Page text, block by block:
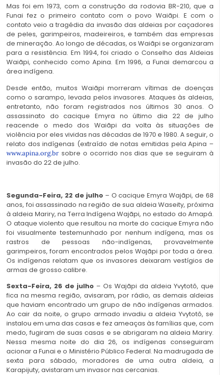
Mas foi em 1973, com a construção da rodovia BR-210, que a
Funai fez o primeiro contato com o povo Waiãpi. E com o
contato veio a tragédia da invasão das aldeias por caçadores
de peles, garimpeiros, madeireiros, e também das empresas
de mineração. Ao longo de décadas, os Waiãpi se organizaram
para a resistência. Em 1994, foi criado o Conselho das Aldeias
Waiãpi, conhecido como Apina. Em 1996, a Funai demarcou a
área indígena.
Desde então, muitos Waiãpi morreram vítimas de doenças
como o sarampo, levada pelos invasores. Ataques às aldeias,
entretanto, não foram registrados nos últimos 30 anos. O
assassinato do cacique Emyra no último dia 22 de julho
reacende o medo dos Waiãpi da volta às situações de
violência por eles vividas nas décadas de 1970 e 1980. A seguir, o
relato dos indígenas (extraído de notas emitidas pela Apina –
www.apina.org.br sobre o ocorrido nos dias que se seguiram à
invasão do 22 de julho.
Segunda-Feira, 22 de julho– O cacique Emyra Wajãpi, de 68
anos, foi assassinado na região de sua aldeia Waseity, próxima
à aldeia Mariry, na Terra Indígena Wajãpi, no estado do Amapá.
O ataque violento que resultou na morte do cacique Emyra não
foi visualmente testemunhado por nenhum indígena, mas os
rastros de pessoas não-indígenas, provavelmente
garimpeiros, foram encontrados pelos Wajãpi por toda a área.
Os indígenas relatam que os invasores deixaram vestígios de
armas de grosso calibre.
Sexta-Feira, 26 de julho – Os Wajãpi da aldeia Yvytotõ, que
fica na mesma região, avisaram, por rádio, as demais aldeias
que haviam encontrado um grupo de não indígenas armados.
Ao cair da noite, o grupo armado invadiu a aldeia Yvytotõ, se
instalou em uma das casas e fez ameaças às famílias que, com
medo, fugiram de suas casas e se abrigaram na aldeia Mariry.
Nessa mesma noite do dia 26, os indígenas conseguiram
acionar a Funai e o Ministério Público Federal. Na madrugada de
sexta para sábado, moradores de uma outra aldeia, a
Karapijuty, avistaram um invasor nas cercanias.